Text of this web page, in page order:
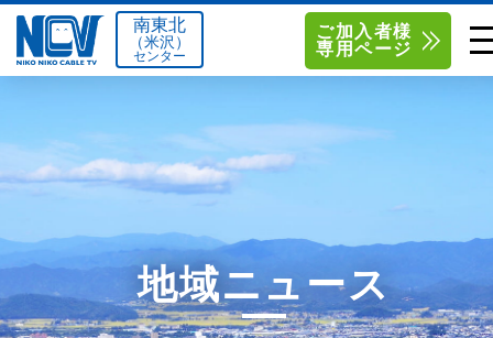
南東北センター（福島）
函館センター 0138-34-2525
新潟センター 025-210-1200
単品料金
お得なセットプラン
料金シミュレーション
南東北センター(福島)
南東北
（米沢）
センター
ご加入者様
専用ページ
地域ニュース